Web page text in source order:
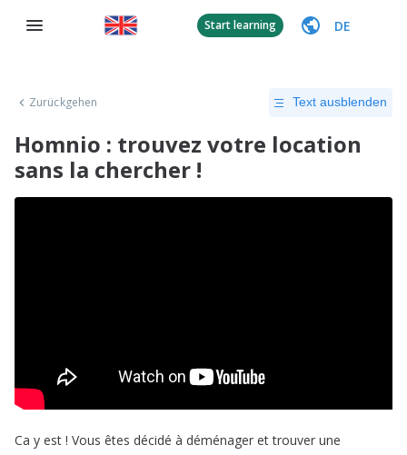
Start learning DE
Zurückgehen Text ausblenden
Homnio : trouvez votre location
sans la chercher !
Ca y est ! Vous êtes décidé à déménager et trouver une